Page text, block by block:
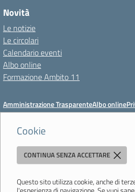
Cookie
CONTINUA SENZA ACCETTARE
Questo sito utilizza cookie, anche di
Novità
Le notizie
Le circolari
Calendario eventi
Albo online
Formazione Ambito 11
Amministrazione TrasparenteAlbo online
Meccanismo di feedbackDichiarazioni di
Istituto di Istruzione Superiore 'Primo Levi'
764354 - Email:mois00200c@istruzione.it